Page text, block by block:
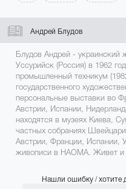
Андрей Блудов
Блудов Андрей - украинский
Уссурийск (Россия) в 1962
промышленный техникум
государственного
персональные выставки во
Австрии, Испании,
находятся в музеях Киева,
частных собраниях
Австрии, Франции, Испании,
живописи в НАОМА. Живет и
Нашли ошибку / хотите